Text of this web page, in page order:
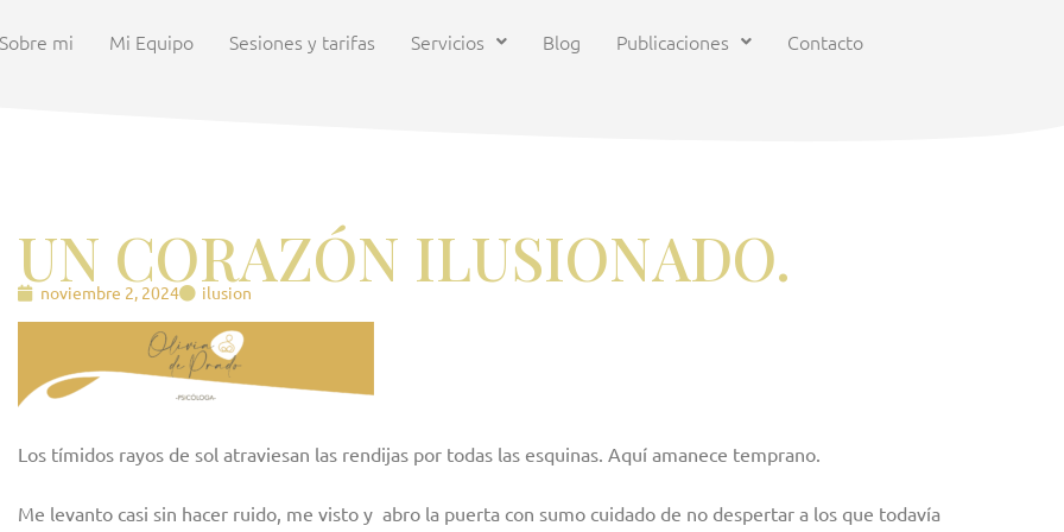
Sobre mi Mi Equipo Sesiones y tarifas Servicios Blog Publicaciones Contacto
UN CORAZÓN ILUSIONADO.
noviembre 2, 2024 ilusion
Los tímidos rayos de sol atraviesan las rendijas por todas las esquinas. Aquí amanece temprano.
Me levanto casi sin hacer ruido, me visto y abro la puerta con sumo cuidado de no despertar a los que todavía